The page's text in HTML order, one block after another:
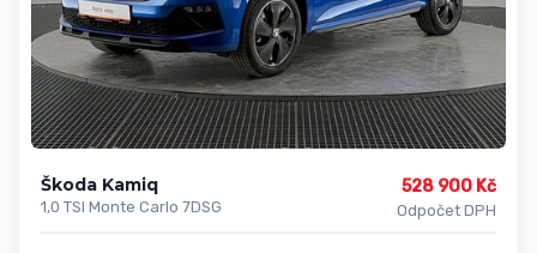
Škoda Kamiq
1,0 TSI Monte Carlo 7DSG
528 900 Kč
Odpočet DPH